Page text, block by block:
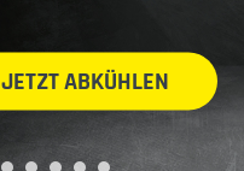
JETZT ABKÜHLEN